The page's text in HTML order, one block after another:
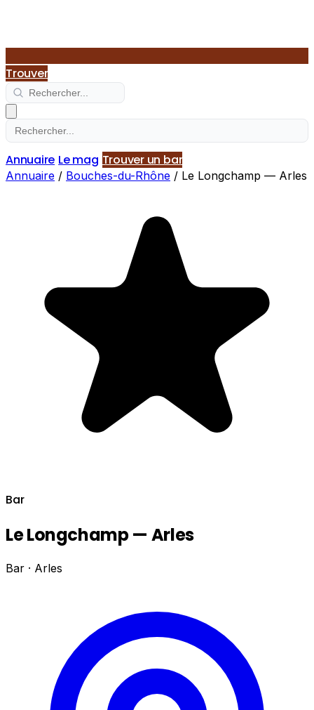
Trouver
Annuaire Le mag Trouver un bar
Annuaire / Bouches-du-Rhône / Le Longchamp — Arles
Bar
Le Longchamp — Arles
Bar · Arles